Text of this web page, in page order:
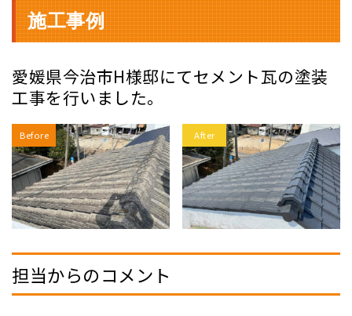
content
施工事例
愛媛県今治市H様邸にてセメント瓦の塗装
工事を行いました。
Before After
担当からのコメント